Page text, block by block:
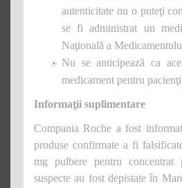
autenticitate nu o puteţi
se fi administrat un
Naţională a
Nu se anticipează ca
medicament pentru
Informaţii suplimentare
Compania Roche a fost
produse confirmate a fi
mg pulbere pentru concentrat
suspecte au fost depistate în